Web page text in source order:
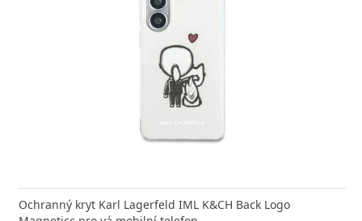
Ochranný kryt Karl Lagerfeld IML K&CH Back Logo
Xiaomi s podporou rychlého nabíjení 33W
bleskurychle
Síťová